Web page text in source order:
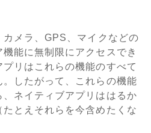
カメラ、GPS、マイクなどの
能に無制限にアクセスでき
リはこれらの機能のすべて
したがって、これらの機能
ネイティブアプリははるか
とえそれらを今含めたくな